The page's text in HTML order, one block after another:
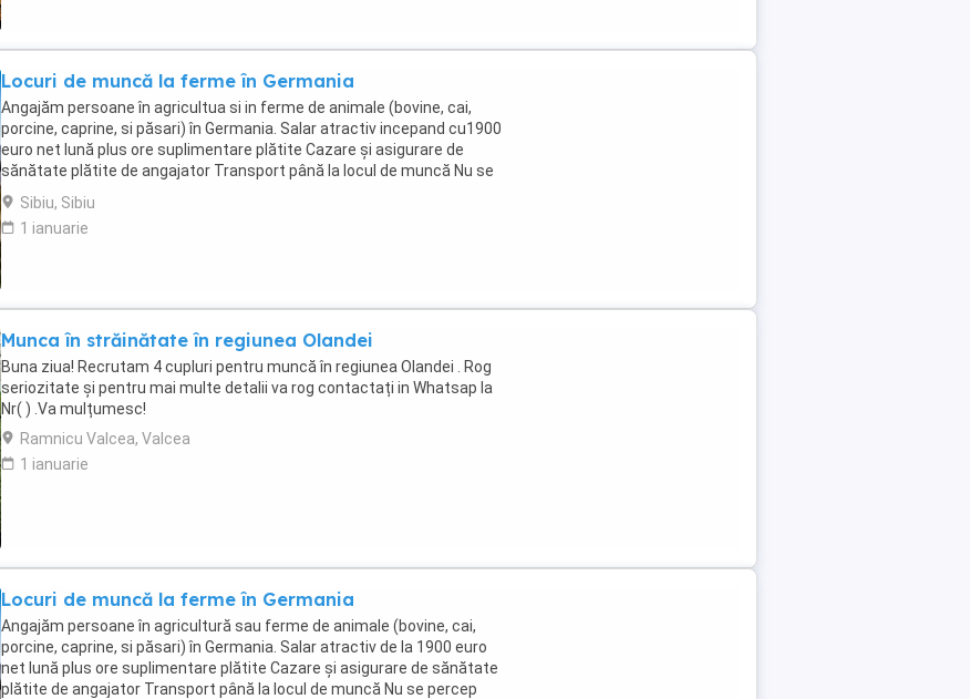
Locuri de muncă la ferme în Germania
Angajăm persoane în agricultua si in ferme de animale (bovine, cai,
porcine, caprine, si păsari) în Germania. Salar atractiv incepand cu1900
euro net lună plus ore suplimentare plătite Cazare și asigurare de
sănătate plătite de angajator Transport până la locul de muncă Nu se
percep comisioane sau ...
Sibiu, Sibiu
1 ianuarie
Munca în străinătate în regiunea Olandei
Buna ziua! Recrutam 4 cupluri pentru muncă în regiunea Olandei . Rog
seriozitate și pentru mai multe detalii va rog contactați in Whatsap la
Nr( ) .Va mulțumesc!
Ramnicu Valcea, Valcea
1 ianuarie
Locuri de muncă la ferme în Germania
Angajăm persoane în agricultură sau ferme de animale (bovine, cai,
porcine, caprine, si păsari) în Germania. Salar atractiv de la 1900 euro
net lună plus ore suplimentare plătite Cazare și asigurare de sănătate
plătite de angajator Transport până la locul de muncă Nu se percep